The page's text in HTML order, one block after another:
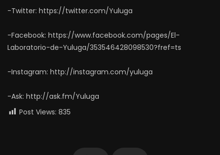
-Twitter: https://twitter.com/Yuluga
-Facebook: https://www.facebook.com/pages/El-
Laboratorio-de-Yuluga/353546428098530?fref=ts
-Instagram: http://instagram.com/yuluga
-Ask: http://ask.fm/Yuluga
Post Views: 835